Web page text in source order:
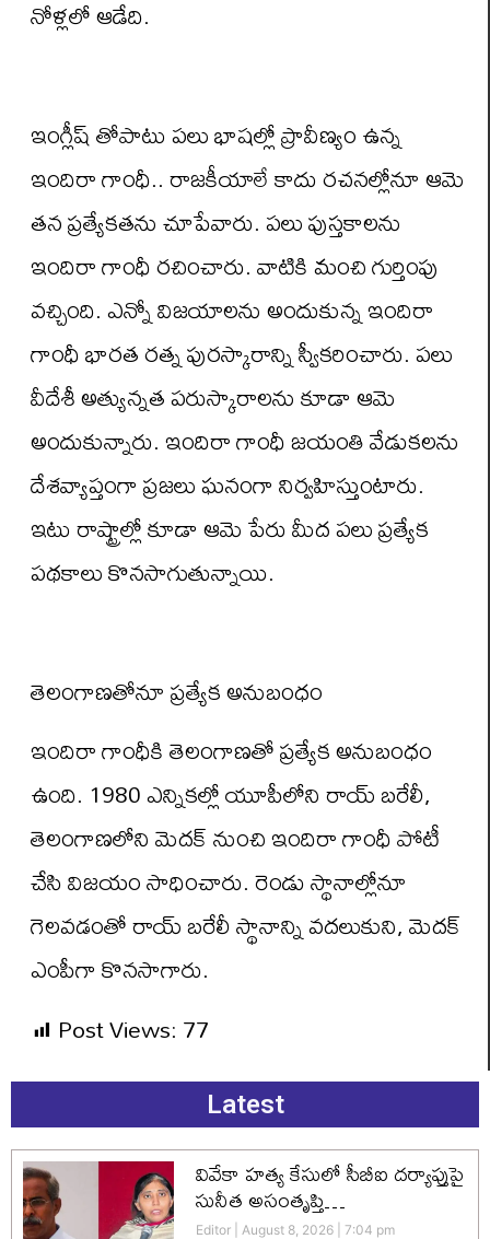
నోళ్లలో ఆడేది.
ఇంగ్లీష్ తోపాటు పలు భాషల్లో ప్రావీణ్యం ఉన్న
ఇందిరా గాంధీ.. రాజకీయాలే కాదు రచనల్లోనూ ఆమె
తన ప్రత్యేకతను చూపేవారు. పలు పుస్తకాలను
ఇందిరా గాంధీ రచించారు. వాటికి మంచి గుర్తింపు
వచ్చింది. ఎన్నో విజయాలను అందుకున్న ఇందిరా
గాంధీ భారత రత్న పురస్కారాన్ని స్వీకరించారు. పలు
వీదేశీ అత్యున్నత పరుస్కారాలను కూడా ఆమె
అందుకున్నారు. ఇందిరా గాంధీ జయంతి వేడుకలను
దేశవ్యాప్తంగా ప్రజలు ఘనంగా నిర్వహిస్తుంటారు.
ఇటు రాష్ట్రాల్లో కూడా ఆమె పేరు మీద పలు ప్రత్యేక
పథకాలు కొనసాగుతున్నాయి.
తెలంగాణతోనూ ప్రత్యేక అనుబంధం
ఇందిరా గాంధీకి తెలంగాణతో ప్రత్యేక అనుబంధం
ఉంది. 1980 ఎన్నికల్లో యూపీలోని రాయ్ బరేలీ,
తెలంగాణలోని మెదక్ నుంచి ఇందిరా గాంధీ పోటీ
చేసి విజయం సాధించారు. రెండు స్థానాల్లోనూ
గెలవడంతో రాయ్ బరేలీ స్థానాన్ని వదలుకుని, మెదక్
ఎంపీగా కొనసాగారు.
Post Views:77
Latest
వివేకా హత్య కేసులో సీబీఐ దర్యాప్తుపై
సునీత అసంతృప్తి…
Editor August 8, 2026 7:04 pm